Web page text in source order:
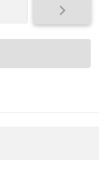
